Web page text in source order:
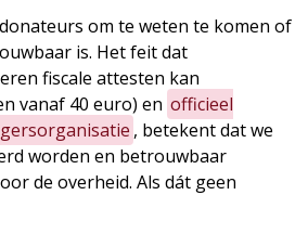
om te weten te komen of
is. Het feit dat
fiscale attesten kan
vanaf 40 euro) en officieel
, betekent dat we
worden en betrouwbaar
de overheid. Als dát geen